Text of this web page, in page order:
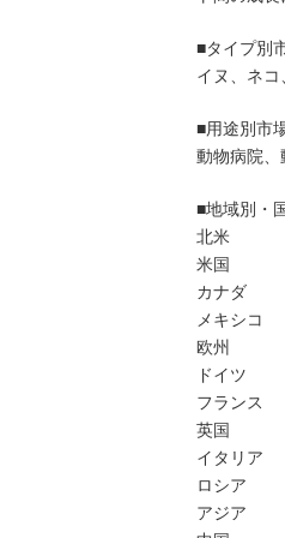
■タイプ別
イヌ、ネ
■用途別市
動物病院、
■地域別・
北米
米国
カナダ
メキシコ
欧州
ドイツ
フランス
英国
イタリア
ロシア
アジア